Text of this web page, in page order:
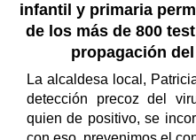
infantil y primaria
de los más de 800
propagación
La alcaldesa local,
detección precoz del
quien de positivo, se